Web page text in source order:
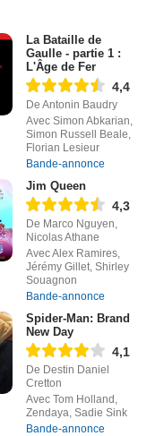
La Bataille de
Gaulle - partie 1 :
L'Âge de Fer
4,4
De Antonin Baudry
Avec Simon Abkarian,
Simon Russell Beale,
Florian Lesieur
Bande-annonce
Jim Queen
4,3
De Marco Nguyen,
Nicolas Athane
Avec Alex Ramires,
Jérémy Gillet, Shirley
Souagnon
Bande-annonce
Spider-Man: Brand
New Day
4,1
De Destin Daniel
Cretton
Avec Tom Holland,
Zendaya, Sadie Sink
Bande-annonce